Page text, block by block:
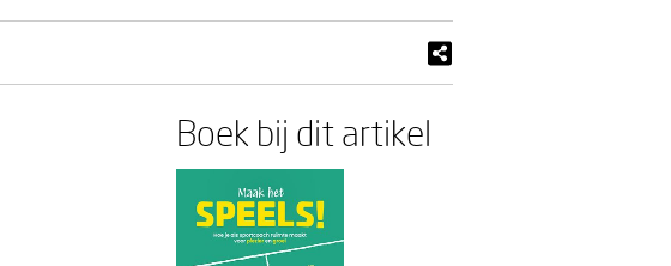
Boek bij dit artikel